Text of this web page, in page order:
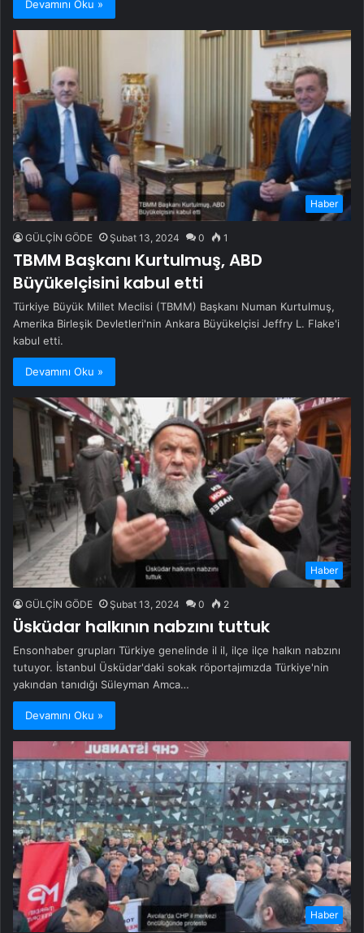
Devamını Oku »
Haber
GÜLÇİN GÖDE Şubat 13, 2024 0 1
TBMM Başkanı Kurtulmuş, ABD
Büyükelçisini kabul etti
Türkiye Büyük Millet Meclisi (TBMM) Başkanı Numan Kurtulmuş,
Amerika Birleşik Devletleri'nin Ankara Büyükelçisi Jeffry L. Flake'i
kabul etti.
Devamını Oku »
Haber
GÜLÇİN GÖDE Şubat 13, 2024 0 2
Üsküdar halkının nabzını tuttuk
Ensonhaber grupları Türkiye genelinde il il, ilçe ilçe halkın nabzını
tutuyor. İstanbul Üsküdar'daki sokak röportajımızda Türkiye'nin
yakından tanıdığı Süleyman Amca…
Devamını Oku »
Haber